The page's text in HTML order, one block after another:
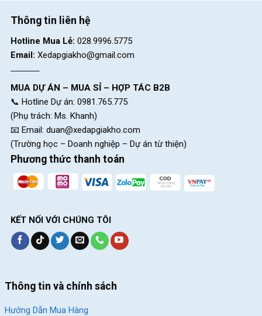
Miamor Sự Lựa Chọn Tối Ưu Cho Mọi Nhà
Thương hiệu xe đạp Miamor
và sự an toàn cho người dùng, nhất là các dòng xe đạp trẻ em.
Các sản phẩm của hãng được thiết kế theo tiêu chí thân thiện,
dễ sử dụng cho nhiều đối tượng.
Thông tin liên hệ
Hotline Mua Lẻ: 028.9996.5775
Email: Xedapgiakho@gmail.com
MUA DỰ ÁN – MUA SỈ – HỢP TÁC B2B
📞 Hotline Dự án: 0981.765.775
(Phụ trách: Ms. Khanh)
📧 Email: duan@xedapgiakho.com
(Trường học – Doanh nghiệp – Dự án từ thiện)
Phương thức thanh toán
KẾT NỐI VỚI CHÚNG TÔI
Thông tin và chính sách
Hướng Dẫn Mua Hàng